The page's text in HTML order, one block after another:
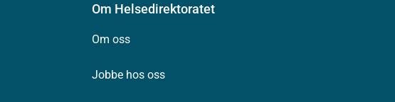
Om Helsedirektoratet
Om oss
Jobbe hos oss